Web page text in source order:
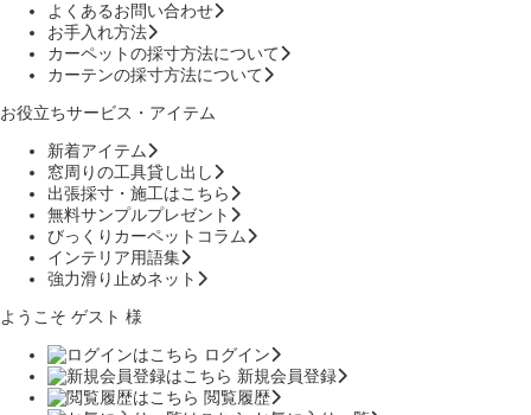
よくあるお問い合わせ
お手入れ方法
カーペットの採寸方法について
カーテンの採寸方法について
お役立ちサービス・アイテム
新着アイテム
窓周りの工具貸し出し
出張採寸・施工はこちら
無料サンプルプレゼント
びっくりカーペットコラム
インテリア用語集
強力滑り止めネット
ようこそ ゲスト 様
ログイン
新規会員登録
閲覧履歴